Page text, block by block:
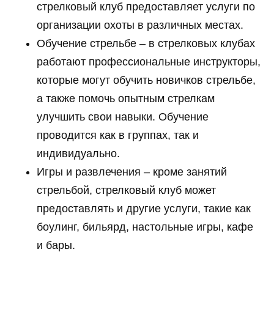
стрелковый клуб предоставляет услуги по
организации охоты в различных местах.
Обучение стрельбе – в стрелковых клубах
работают профессиональные инструкторы,
которые могут обучить новичков стрельбе,
а также помочь опытным стрелкам
улучшить свои навыки. Обучение
проводится как в группах, так и
индивидуально.
Игры и развлечения – кроме занятий
стрельбой, стрелковый клуб может
предоставлять и другие услуги, такие как
боулинг, бильярд, настольные игры, кафе
и бары.